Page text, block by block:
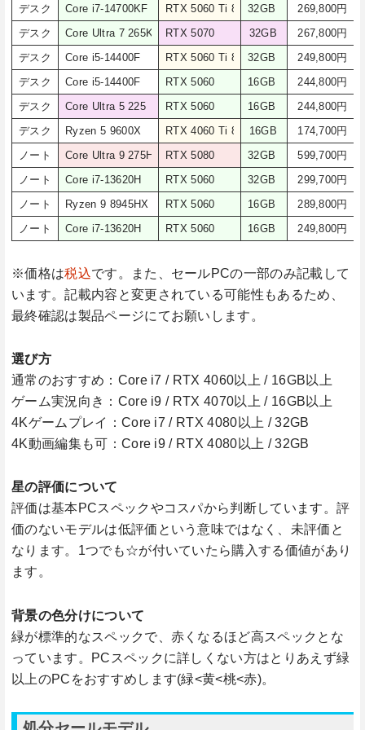
デスク Core i7-14700KF RTX 5060 Ti 8GB32GB 16GB×2
269,800円
デスク
Core Ultra 7 265KF RTX 5070 32GB 267,800円
デスク
Core i5-14400F RTX 5060 Ti 8GB32GB 16GB×2
249,800円
デスク
Core i5-14400F RTX 5060 16GB 8GB×2244,800円
デスク
Core Ultra 5 225 RTX 5060 16GB 8GB×2244,800円
デスク
Ryzen 5 9600X RTX 4060 Ti 8GB16GB 174,700円
ノート
Core Ultra 9 275HX RTX 5080 32GB 16GB×2
599,700円
ノート
Core i7-13620H RTX 5060 32GB 16GB×2
299,700円
ノート
Ryzen 9 8945HX RTX 5060 16GB 8GB×2289,800円
ノート
Core i7-13620H RTX 5060 16GB 8GB×2249,800円
※価格は税込です。また、セールPCの一部のみ記載して
います。記載内容と変更されている可能性もあるため、
最終確認は製品ページにてお願いします。
選び方
通常のおすすめ：Core i7 / RTX 4060以上 / 16GB以上
ゲーム実況向き：Core i9 / RTX 4070以上 / 16GB以上
4Kゲームプレイ：Core i7 / RTX 4080以上 / 32GB
4K動画編集も可：Core i9 / RTX 4080以上 / 32GB
星の評価について
評価は基本PCスペックやコスパから判断しています。評
価のないモデルは低評価という意味ではなく、未評価と
なります。1つでも☆が付いていたら購入する価値があり
ます。
背景の色分けについて
緑が標準的なスペックで、赤くなるほど高スペックとな
っています。PCスペックに詳しくない方はとりあえず緑
以上のPCをおすすめします(緑<黄<桃<赤)。